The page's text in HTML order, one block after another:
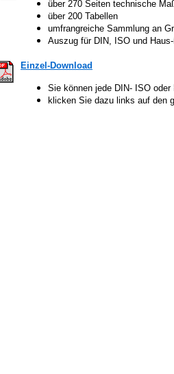
über 270 Seiten technische
über 200 Tabellen
umfrangreiche Sammlung an
Auszug für DIN, ISO und
Einzel-Download
Sie können jede DIN- ISO
klicken Sie dazu links auf den